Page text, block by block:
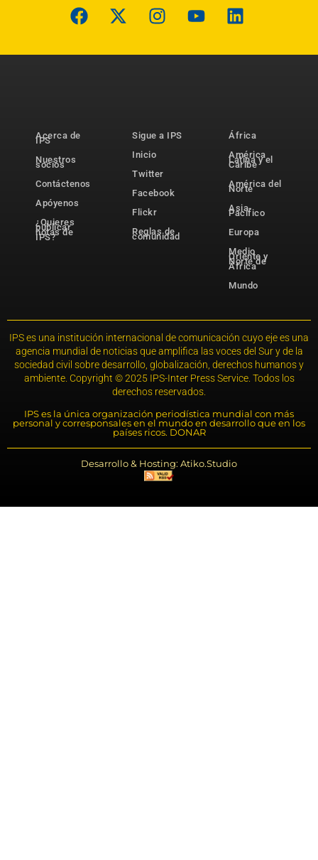
Acerca de
IPS
Nuestros
socios
Contáctenos
Apóyenos
¿Quieres
publicar
notas de
IPS?
Sigue a IPS
Inicio
Twitter
Facebook
Flickr
Reglas de
comunidad
África
América
Latina y el
Caribe
América del
Norte
Asia-
Pacífico
Europa
Medio
Oriente y
Norte de
África
Mundo
IPS es una institución internacional de comunicación cuyo eje es una
agencia mundial de noticias que amplifica las voces del Sur y de la
sociedad civil sobre desarrollo, globalización, derechos humanos y
ambiente. Copyright © 2025 IPS-Inter Press Service. Todos los
derechos reservados.
IPS es la única organización periodística mundial con más
personal y corresponsales en el mundo en desarrollo que en los
países ricos. DONAR
Desarrollo & Hosting: Atiko.Studio